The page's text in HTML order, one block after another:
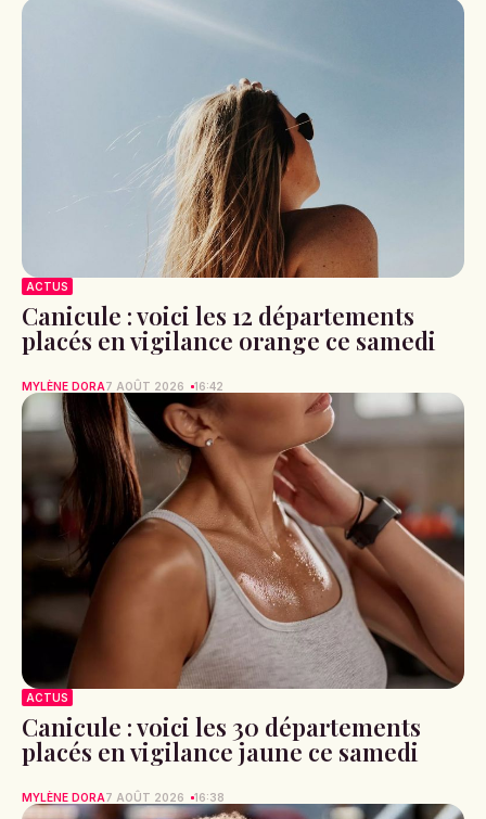
ACTUS
Canicule : voici les 12 départements
placés en vigilance orange ce samedi
MYLÈNE DORA7 AOÛT 2026 16:42
ACTUS
Canicule : voici les 30 départements
placés en vigilance jaune ce samedi
MYLÈNE DORA7 AOÛT 2026 16:38